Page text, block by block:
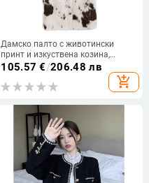
Дамско палто с животински
принт и изкуствена козина,
средна дължина, лафел яка,
105.57 €/206.48 лв
add_shopping_cart